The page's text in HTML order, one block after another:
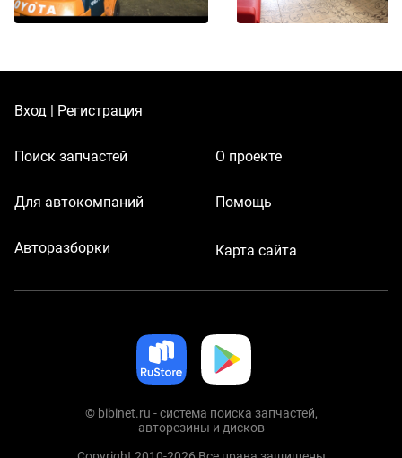
Вход | Регистрация
Поиск запчастей
Для автокомпаний
Авторазборки
О проекте
Помощь
Карта сайта
© bibinet.ru - система поиска запчастей,
авторезины и дисков